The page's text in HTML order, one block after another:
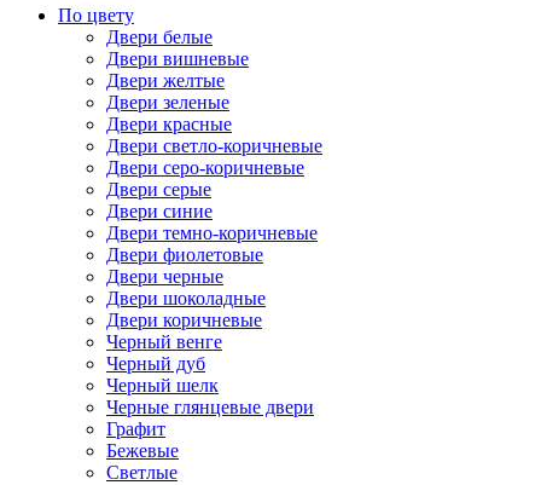
По цвету
Двери белые
Двери вишневые
Двери желтые
Двери зеленые
Двери красные
Двери светло-коричневые
Двери серо-коричневые
Двери серые
Двери синие
Двери темно-коричневые
Двери фиолетовые
Двери черные
Двери шоколадные
Двери коричневые
Черный венге
Черный дуб
Черный шелк
Черные глянцевые двери
Графит
Бежевые
Светлые